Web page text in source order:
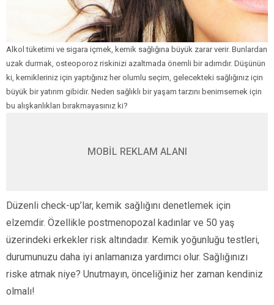
Alkol tüketimi ve sigara içmek, kemik sağlığına büyük zarar verir. Bunlardan
uzak durmak, osteoporoz riskinizi azaltmada önemli bir adımdır. Düşünün
ki, kemikleriniz için yaptığınız her olumlu seçim, gelecekteki sağlığınız için
büyük bir yatırım gibidir. Neden sağlıklı bir yaşam tarzını benimsemek için
bu alışkanlıkları bırakmayasınız ki?
MOBİL REKLAM ALANI
Düzenli check-up’lar, kemik sağlığını denetlemek için
elzemdir. Özellikle postmenopozal kadınlar ve 50 yaş
üzerindeki erkekler risk altındadır. Kemik yoğunluğu testleri,
durumunuzu daha iyi anlamanıza yardımcı olur. Sağlığınızı
riske atmak niye? Unutmayın, önceliğiniz her zaman kendiniz
olmalı!